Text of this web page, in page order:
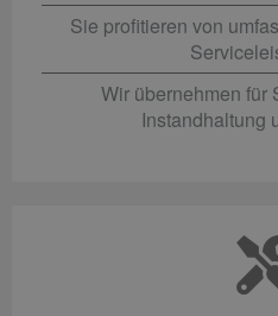
Sie profitieren von
Wir übernehmen für
Instandhaltung